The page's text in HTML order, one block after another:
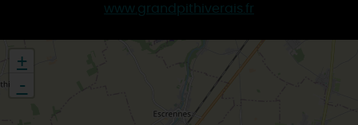
www.grandpithiverais.fr
+
-